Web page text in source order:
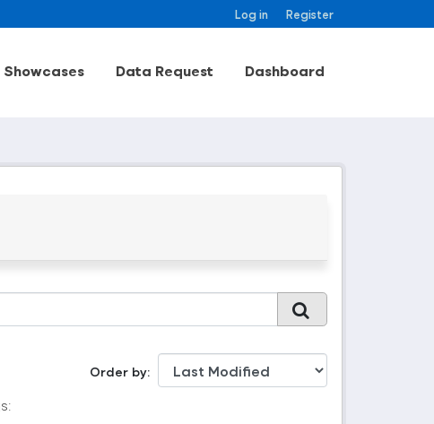
Log in Register
Showcases Data Request Dashboard
Order by